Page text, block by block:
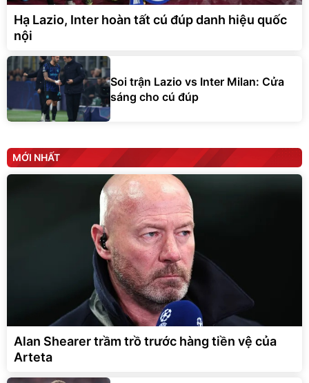
Hạ Lazio, Inter hoàn tất cú đúp danh hiệu quốc
nội
Soi trận Lazio vs Inter Milan: Cửa
sáng cho cú đúp
MỚI NHẤT
Alan Shearer trầm trồ trước hàng tiền vệ của
Arteta